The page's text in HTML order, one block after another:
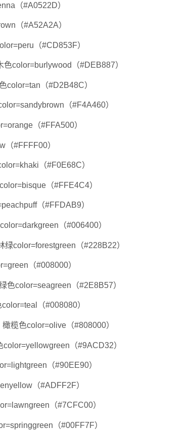
（#A0522D）
（#A52A2A）
（#CD853F）
color=burlywood（#DEB887）
color=tan（#D2B48C）
（#F4A460）
（#FFA500）
（#FFFF00）
（#F0E68C）
（#FFE4C4）
（#FFDAB9）
（#006400）
color=forestgreen（#228B22）
（#008000）
色color=seagreen（#2E8B57）
（#008080）
榄色color=olive（#808000）
（#9ACD32）
（#90EE90）
（#ADFF2F）
（#7CFC00）
（#00FF7F）